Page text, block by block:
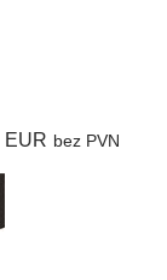
EUR bez PVN